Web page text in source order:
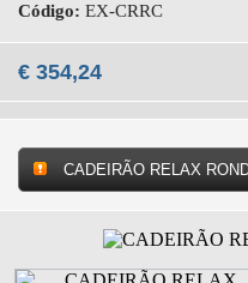
Código: EX-CRRC
€ 354,24
CADEIRÃO RELAX